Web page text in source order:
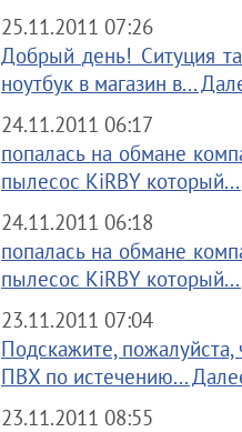
25.11.2011 07:26
Добрый день! Ситуция
ноутбук в магазин в...
24.11.2011 06:17
попалась на обмане
пылесос KiRBY
24.11.2011 06:18
попалась на обмане
пылесос KiRBY
23.11.2011 07:04
Подскажите,
ПВХ по истечению...
23.11.2011 08:55